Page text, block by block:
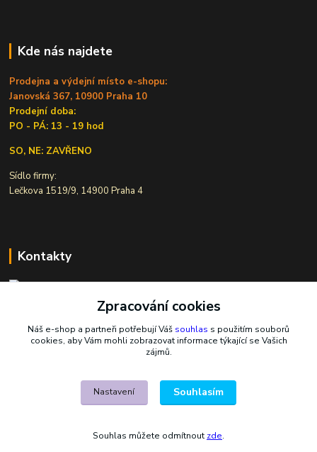
Kde nás najdete
Prodejna a výdejní místo e-shopu:
Janovská 367, 10900 Praha 10
Prodejní doba:
PO - PÁ: 13 - 19 hod
SO, NE: ZAVŘENO
Sídlo firmy:
Lečkova 1519/9, 14900 Praha 4
Kontakty
Ivana Šiková
+420 607 146 238
Po-Pá, 8-18 hod.
Zpracování cookies
Náš e-shop a partneři potřebují Váš souhlas s použitím souborů
cookies, aby Vám mohli zobrazovat informace týkající se Vašich
zájmů.
Nastavení Souhlasím
Souhlas můžete odmítnout zde.